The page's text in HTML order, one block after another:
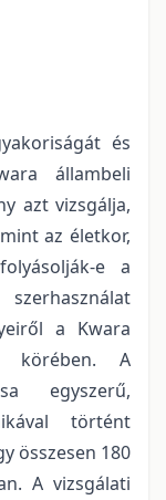
és
állambeli
azt vizsgálja,
az életkor,
e a
a Kwara
körében. A
egyszerű,
történt
összesen 180
A vizsgálati